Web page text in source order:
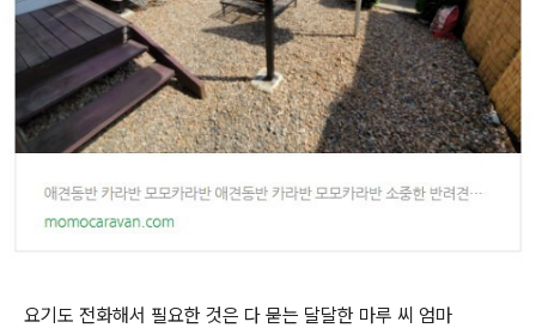
요기도 전화해서 필요한 것은 다 묻는 달달한 마루 씨 엄마